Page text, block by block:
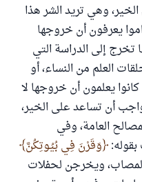
وهي تريد الشر هذا
يعرفون أن خروجها
إلى الدراسة التي
العلم من النساء، أو
كانوا يعلمون أن خروجها لا
أن تساعد على الخير،
العامة، وفي
وَقَرْنَ فِي بُيُوتِكُنَّ
ويخرجن لحفلات